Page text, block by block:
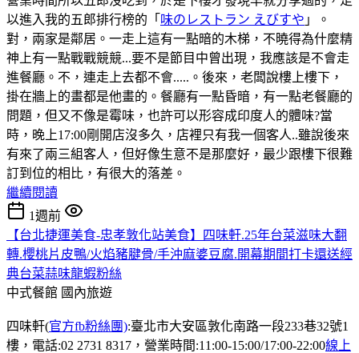
以進入我的五郎排行榜的「 味のレストラン えびすや 」。
對，兩家是鄰居。一走上這有一點暗的木梯，不曉得為什麼精
神上有一點戰戰競競...要不是節目中曾出現，我應該是不會走
進餐廳。不，連走上去都不會.....。後來，老闆說樓上樓下，
掛在牆上的畫都是他畫的。餐廳有一點昏暗，有一點老餐廳的
問題，但又不像是霉味，也許可以形容成印度人的體味?當
時，晚上17:00剛開店沒多久，店裡只有我一個客人..雖說後來
有來了兩三組客人，但好像生意不是那麼好，最少跟樓下很難
訂到位的相比，有很大的落差。
繼續閱讀
1週前
【台北捷運美食-忠孝敦化站美食】四味軒.25年台菜滋味大翻
轉.櫻桃片皮鴨/火焰豬腱骨/手沖麻婆豆腐.開幕期間打卡還送經
典台菜蒜味龍蝦粉絲
中式餐館 國內旅遊
四味軒(官方fb粉絲團):臺北市大安區敦化南路一段233巷32號1
樓，電話:02 2731 8317，營業時間:11:00-15:00/17:00-22:00線上